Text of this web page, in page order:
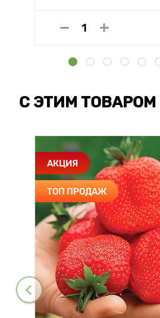
С ЭТИМ
АКЦИЯ
ТОП ПРОДАЖ